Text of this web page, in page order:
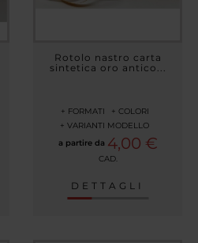
Rotolo nastro carta
sintetica oro antico...
+ FORMATI
+ COLORI
+ VARIANTI MODELLO
a partire da 4,00 €
CAD.
DETTAGLI